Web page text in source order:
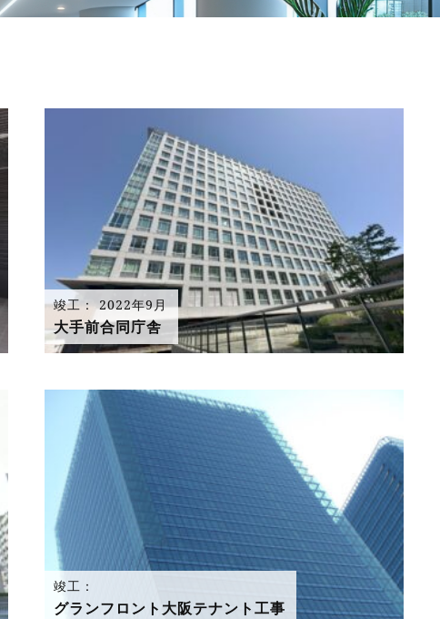
竣工： 2022年9月
大手前合同庁舎
竣工：
グランフロント大阪テナント工事